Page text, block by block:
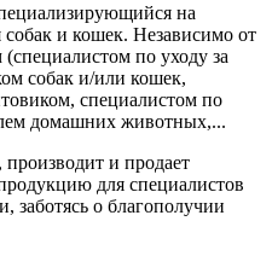
на
и кошек. Независимо от
по уходу за
собак и/или кошек,
специалистом по
домашних животных,...
и продает
для специалистов
заботясь о благополучии